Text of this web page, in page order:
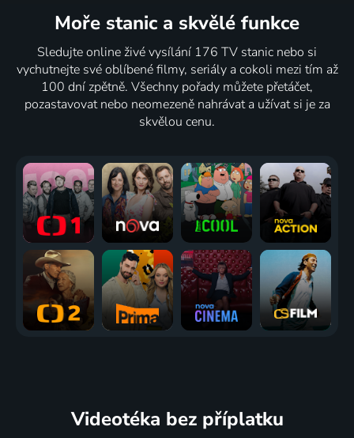
Moře stanic a skvělé funkce
Sledujte online živé vysílání 176 TV stanic nebo si
vychutnejte své oblíbené filmy, seriály a cokoli mezi tím až
100 dní zpětně. Všechny pořady můžete přetáčet,
pozastavovat nebo neomezeně nahrávat a užívat si je za
skvělou cenu.
Videotéka bez příplatku